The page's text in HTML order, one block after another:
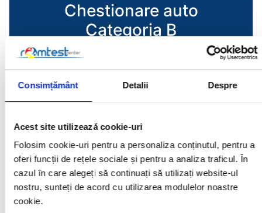
Consimțământ Detalii Despre
Acest site utilizează cookie-uri
Folosim cookie-uri pentru a personaliza conținutul, pentru a
oferi funcții de rețele sociale și pentru a analiza traficul. În
cazul în care alegeți să continuați să utilizați website-ul
nostru, sunteți de acord cu utilizarea modulelor noastre
cookie.
Chestionare auto
Categoria B
(autoturisme)
Chestionarul auto pentru categoria B (B,B1)
conţine 26 de întrebări și cursantului îi sunt
pentru un chestionar auto pentru examenul
DRPCIV/DGPCI din categoria B este de 30 de
minute.
Învaţă pentru categoria B